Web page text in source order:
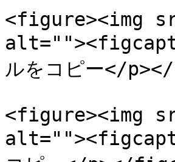
<figure><img
ルをコピー</
<figure><img